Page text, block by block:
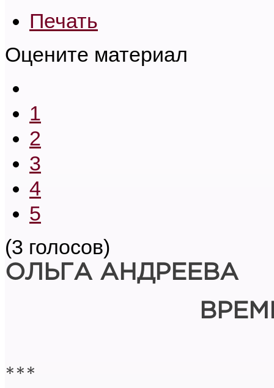
Печать
Оцените материал
1
2
3
4
5
(3 голосов)
ОЛЬГА АНДРЕЕВА
***